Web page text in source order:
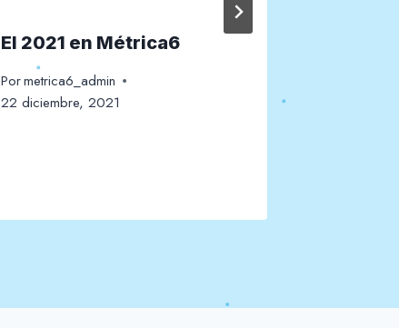
El 2021 en Métrica6
Pormetrica6_admin
22 diciembre, 2021